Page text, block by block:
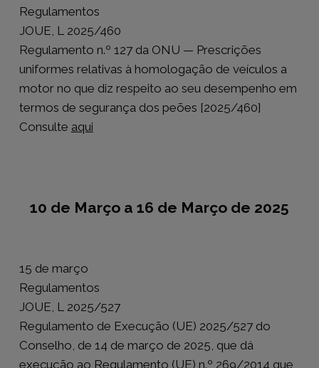
Regulamentos
JOUE, L 2025/460
Regulamento n.º 127 da ONU — Prescrições
uniformes relativas à homologação de veículos a
motor no que diz respeito ao seu desempenho em
termos de segurança dos peões [2025/460]
Consulte aqui
10 de Março a 16 de Março de 2025
15 de março
Regulamentos
JOUE, L 2025/527
Regulamento de Execução (UE) 2025/527 do
Conselho, de 14 de março de 2025, que dá
execução ao Regulamento (UE) n.º 269/2014 que